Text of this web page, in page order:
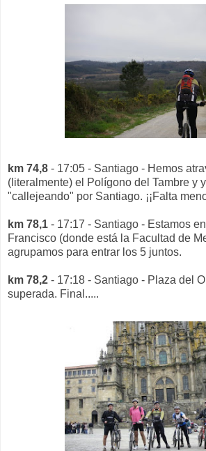
km 74,8 - 17:05 - Santiago - Hemos
(literalmente) el Polígono del Tambre y
"callejeando" por Santiago. ¡¡Falta
km 78,1 - 17:17 - Santiago - Estamos
Francisco (donde está la Facultad de
agrupamos para entrar los 5 juntos.
km 78,2 - 17:18 - Santiago - Plaza del
superada. Final.....